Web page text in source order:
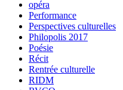
opéra
Performance
Perspectives culturelles
Philopolis 2017
Poésie
Récit
Rentrée culturelle
RIDM